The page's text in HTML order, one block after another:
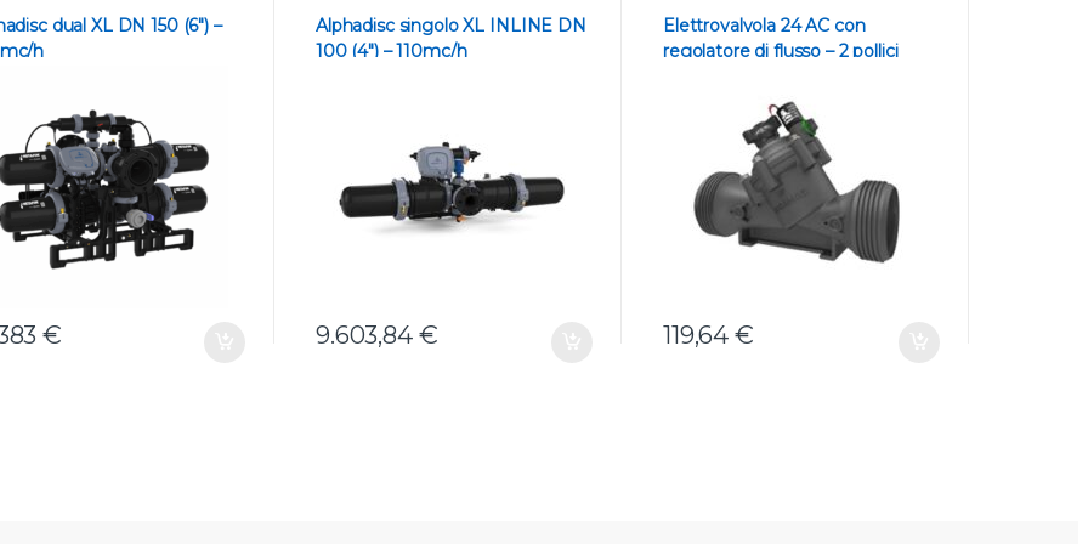
dual XL DN 150 (6″) –
h
€
Alphadisc singolo XL INLINE DN
100 (4″) – 110mc/h
9.603,84 €
Elettrovalvola 24 AC con
regolatore di flusso – 2 pollici
119,64 €